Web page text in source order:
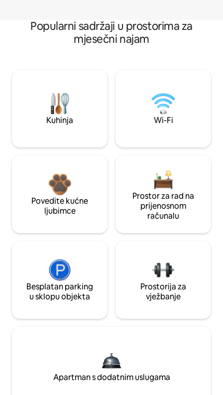
Popularni sadržaji u prostorima za
mjesečni najam
Kuhinja Wi-Fi
Povedite kućne
ljubimce
Prostor za rad na
prijenosnom
računalu
Besplatan parking
u sklopu objekta
Prostorija za
vježbanje
Apartman s dodatnim uslugama